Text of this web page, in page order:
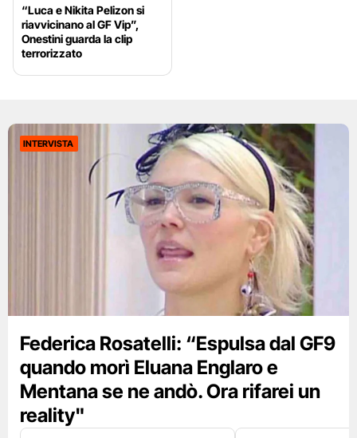
“Luca e Nikita Pelizon si
riavvicinano al GF Vip”,
Onestini guarda la clip
terrorizzato
INTERVISTA
Federica Rosatelli: “Espulsa dal GF9
quando morì Eluana Englaro e
Mentana se ne andò. Ora rifarei un
reality"